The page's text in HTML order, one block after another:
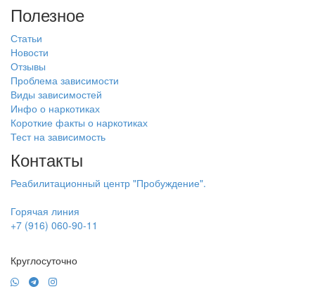
Полезное
Статьи
Новости
Отзывы
Проблема зависимости
Виды зависимостей
Инфо о наркотиках
Короткие факты о наркотиках
Тест на зависимость
Контакты
Реабилитационный центр "Пробуждение".
Горячая линия
+7 (916) 060-90-11
Круглосуточно